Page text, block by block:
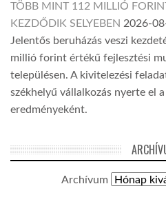
TÖBB MINT 112 MILLIÓ
KEZDŐDIK SELYEBEN 2026-
Jelentős beruházás veszi
millió forint értékű fejlesztési
településen. A kivitelezési
székhelyű vállalkozás nyerte el
eredményeként.
Archívum